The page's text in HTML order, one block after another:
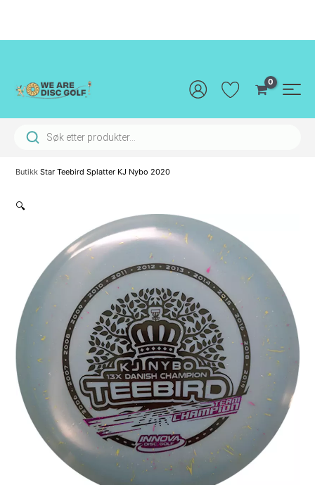
innholdet
Products search
Butikk Star Teebird Splatter KJ Nybo 2020
🔍